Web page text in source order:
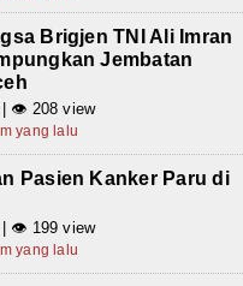
Brigjen TNI Ali Imran
Jembatan
| 👁 208 view
yang lalu
Pasien Kanker Paru di
| 👁 199 view
yang lalu